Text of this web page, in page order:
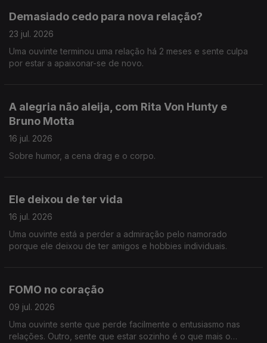
Demasiado cedo para nova relação?
23 jul. 2026
Uma ouvinte terminou uma relação há 2 meses e sente culpa
por estar a apaixonar-se de novo.
A alegria não aleija, com Rita Von Hunty e
Bruno Motta
16 jul. 2026
Sobre humor, a cena drag e o corpo.
Ele deixou de ter vida
16 jul. 2026
Uma ouvinte está a perder a admiração pelo namorado
porque ele deixou de ter amigos e hobbies individuais.
FOMO no coração
09 jul. 2026
Uma ouvinte sente que perde facilmente o entusiasmo nas
relações. Outro, sente que estar sozinho é o que mais o